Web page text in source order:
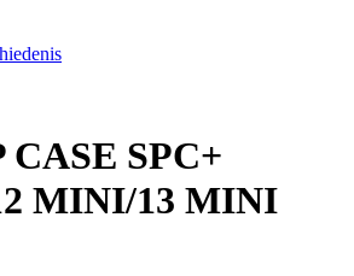
SPC+
MINI/13 MINI